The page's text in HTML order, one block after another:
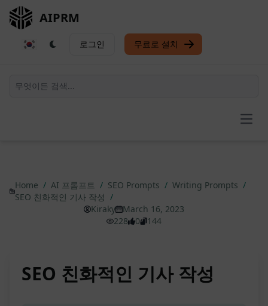
AIPRM
로그인 무료로 설치
Home / AI 프롬프트 / SEO Prompts / Writing Prompts /
SEO 친화적인 기사 작성 /
Kiraky
March 16, 2023
228
0 144
SEO 친화적인 기사 작성